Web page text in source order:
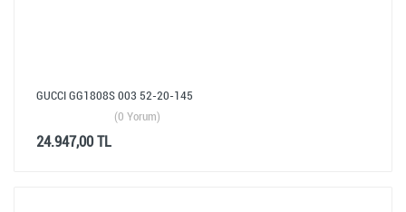
GUCCI GG1808S 003 52-20-145
(0 Yorum)
24.947,00 TL